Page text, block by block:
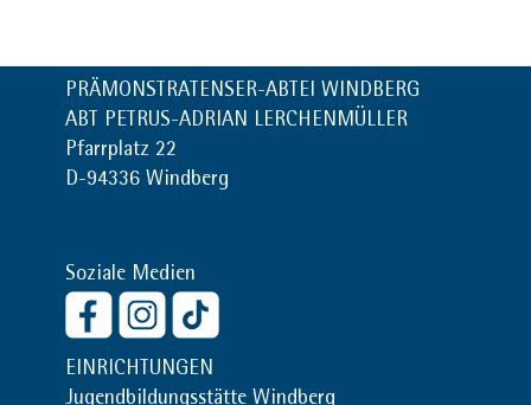
PRÄMONSTRATENSER-ABTEI WINDBERG
ABT PETRUS-ADRIAN LERCHENMÜLLER
Pfarrplatz 22
D-94336 Windberg
Soziale Medien
EINRICHTUNGEN
Jugendbildungsstätte Windberg